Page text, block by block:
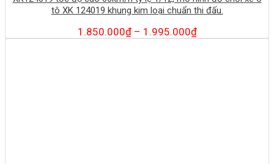
tô XK 124019 khung kim loại chuẩn thi đấu.
1.850.000₫– 1.995.000₫